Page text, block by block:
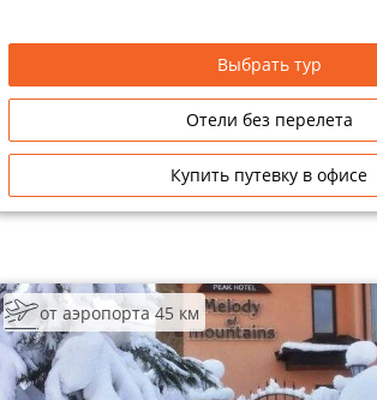
Выбрать тур
Отели без перелета
Купить путевку в офисе
от аэропорта 45 км